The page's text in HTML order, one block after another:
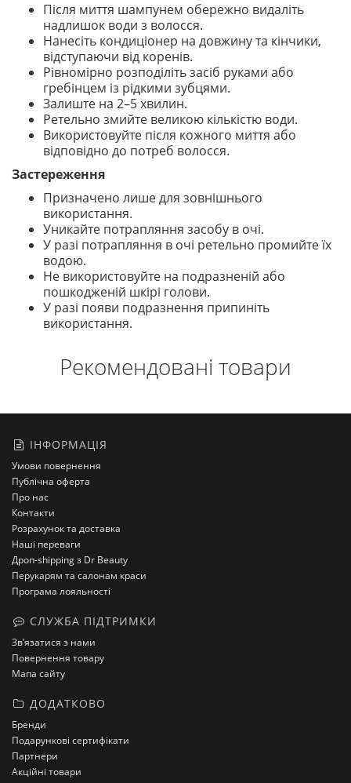
Після миття шампунем обережно видаліть
надлишок води з волосся.
Нанесіть кондиціонер на довжину та кінчики,
відступаючи від коренів.
Рівномірно розподіліть засіб руками або
гребінцем із рідкими зубцями.
Залиште на 2–5 хвилин.
Ретельно змийте великою кількістю води.
Використовуйте після кожного миття або
відповідно до потреб волосся.
Застереження
Призначено лише для зовнішнього
використання.
Уникайте потрапляння засобу в очі.
У разі потрапляння в очі ретельно промийте їх
водою.
Не використовуйте на подразненій або
пошкодженій шкірі голови.
У разі появи подразнення припиніть
використання.
Рекомендовані товари
ІНФОРМАЦІЯ
Умови повернення
Публічна оферта
Про нас
Контакти
Розрахунок та доставка
Наші переваги
Дроп-shipping з Dr Beauty
Перукарям та салонам краси
Програма лояльності
СЛУЖБА ПІДТРИМКИ
Зв’язатися з нами
Повернення товару
Мапа сайту
ДОДАТКОВО
Бренди
Подарункові сертифікати
Партнери
Акційні товари